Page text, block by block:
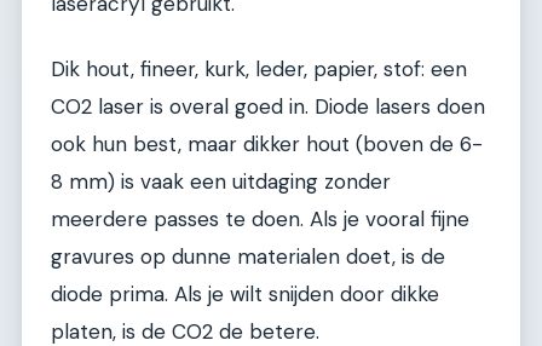
Dik hout, fineer, kurk, leder, papier, stof: een
CO2 laser is overal goed in. Diode lasers doen
ook hun best, maar dikker hout (boven de 6-
8 mm) is vaak een uitdaging zonder
meerdere passes te doen. Als je vooral fijne
gravures op dunne materialen doet, is de
diode prima. Als je wilt snijden door dikke
platen, is de CO2 de betere.